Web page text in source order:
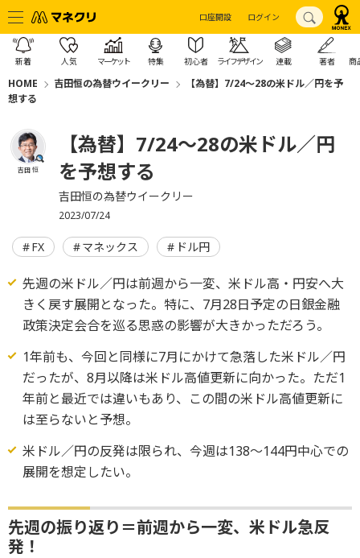
口座開設 ログイン
新着 人気 マーケット 特集 初心者 ライフデザイン 連載 著者 商
HOME 吉田恒の為替ウイークリー
【為替】7/24～28の米ドル／円を予
想する
吉田 恒
【為替】7/24～28の米ドル／円
を予想する
吉田恒の為替ウイークリー
2023/07/24
FX マネックス ドル円
先週の米ドル／円は前週から一変、米ドル高・円安へ大
きく戻す展開となった。特に、7月28日予定の日銀金融
政策決定会合を巡る思惑の影響が大きかっただろう。
1年前も、今回と同様に7月にかけて急落した米ドル／円
だったが、8月以降は米ドル高値更新に向かった。ただ1
年前と最近では違いもあり、この間の米ドル高値更新に
は至らないと予想。
米ドル／円の反発は限られ、今週は138～144円中心での
展開を想定したい。
先週の振り返り＝前週から一変、米ドル急反
発！